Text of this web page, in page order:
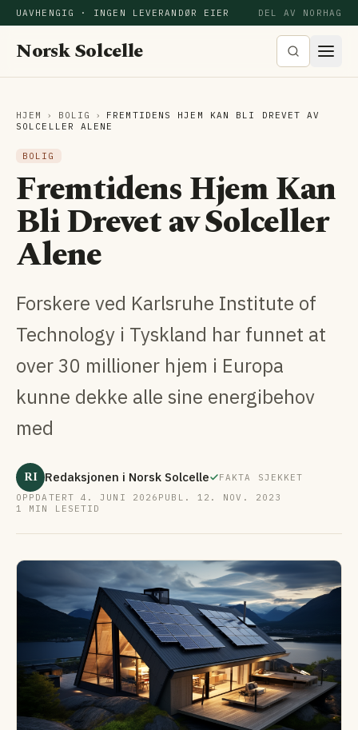
UAVHENGIG · INGEN LEVERANDØR EIER DEL AV NORHAG
Norsk Solcelle
HJEM › BOLIG ›
FREMTIDENS HJEM KAN BLI DREVET AV
SOLCELLER ALENE
BOLIG
Fremtidens Hjem Kan
Bli Drevet av Solceller
Alene
Forskere ved Karlsruhe Institute of
Technology i Tyskland har funnet at
over 30 millioner hjem i Europa
kunne dekke alle sine energibehov
med
RI Redaksjonen i Norsk Solcelle
FAKTA SJEKKET
OPPDATERT 4. JUNI 2026 PUBL. 12. NOV. 2023
1 MIN LESETID